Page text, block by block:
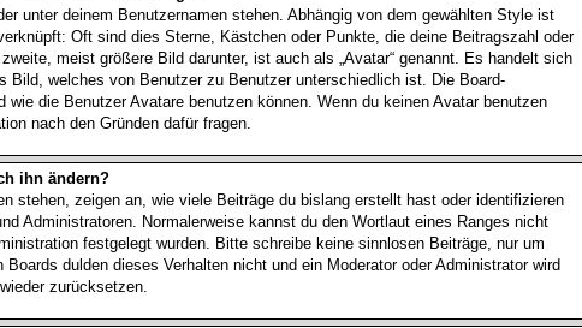
unter deinem Benutzernamen stehen. Abhängig von dem gewählten Style ist
Oft sind dies Sterne, Kästchen oder Punkte, die deine Beitragszahl oder
meist größere Bild darunter, ist auch als „Avatar“ genannt. Es handelt sich
Bild, welches von Benutzer zu Benutzer unterschiedlich ist. Die Board-
die Benutzer Avatare benutzen können. Wenn du keinen Avatar benutzen
nach den Gründen dafür fragen.
ihn ändern?
stehen, zeigen an, wie viele Beiträge du bislang erstellt hast oder identifizieren
Administratoren. Normalerweise kannst du den Wortlaut eines Ranges nicht
festgelegt wurden. Bitte schreibe keine sinnlosen Beiträge, nur um
dulden dieses Verhalten nicht und ein Moderator oder Administrator wird
zurücksetzen.